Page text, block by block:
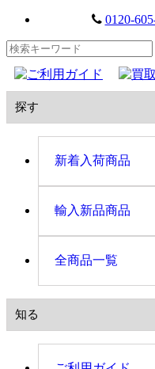
0120-
探す
新着入荷商品
輸入新品商品
全商品一覧
知る